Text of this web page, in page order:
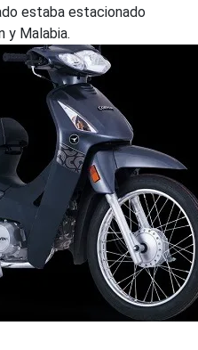
estaba estacionado
y Malabia.